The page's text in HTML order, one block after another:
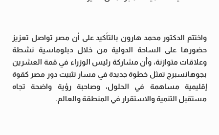
واختتم الدكتور محمد هارون بالتأكيد على أن مصر تواصل تعزيز
حضورها على الساحة الدولية من خلال دبلوماسية نشطة
وعلاقات متوازنة، وأن مشاركة رئيس الوزراء في قمة العشرين
بجوهانسبرج تمثل خطوة جديدة في مسار تثبيت دور مصر كقوة
إقليمية مساهمة في الحلول، وصاحبة رؤية واضحة تجاه
مستقبل التنمية والاستقرار في المنطقة والعالم.